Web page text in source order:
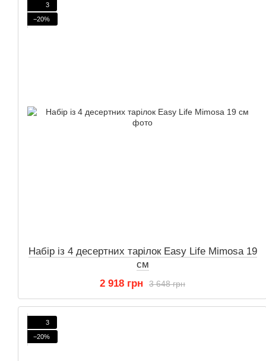
3
−20%
Набір із 4 десертних тарілок Easy Life Mimosa 19
см
3 648 грн
2 918 грн
3
−20%